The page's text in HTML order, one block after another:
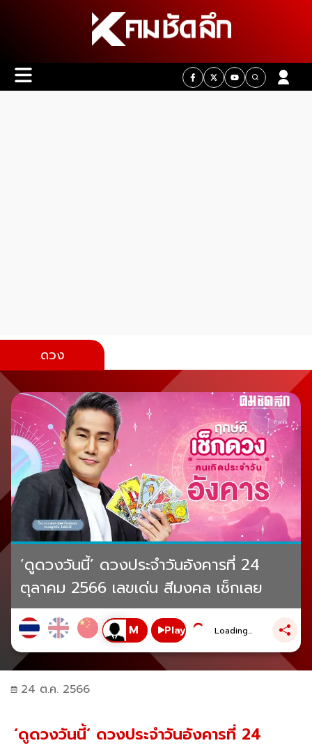
ดวง
‘ดูดวงวันนี้’ ดวงประจำวันอังคารที่ 24
ตุลาคม 2566 เลขเด่น สีมงคล เช็กเลย
Play Loading...
24 ต.ค. 2566
‘ดูดวงวันนี้’ ดวงประจำวันอังคารที่ 24